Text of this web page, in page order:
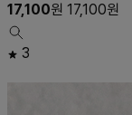
17,100원 17,100원
3